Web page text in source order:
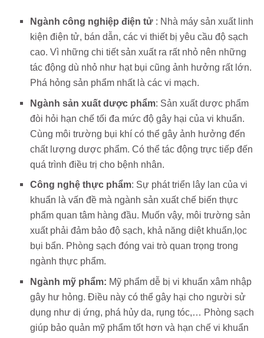
Ngành công nghiệp điện tử : Nhà máy sản xuất linh
kiện điện tử, bán dẫn, các vi thiết bị yêu cầu độ sạch
cao. Vì những chi tiết sản xuất ra rất nhỏ nên những
tác động dù nhỏ như hạt bụi cũng ảnh hưởng rất lớn.
Phá hỏng sản phẩm nhất là các vi mạch.
Ngành sản xuất dược phẩm: Sản xuất dược phẩm
đòi hỏi hạn chế tối đa mức độ gây hại của vi khuẩn.
Cùng môi trường bụi khí có thể gây ảnh hưởng đến
chất lượng dược phẩm. Có thể tác động trực tiếp đến
quá trình điều trị cho bệnh nhân.
Công nghệ thực phẩm: Sự phát triển lây lan của vi
khuẩn là vấn đề mà ngành sản xuất chế biến thực
phẩm quan tâm hàng đầu. Muốn vậy, môi trường sản
xuất phải đảm bảo độ sạch, khả năng diệt khuẩn,lọc
bụi bẩn. Phòng sạch đóng vai trò quan trọng trong
ngành thực phẩm.
Ngành mỹ phẩm: Mỹ phẩm dễ bị vi khuẩn xâm nhập
gây hư hỏng. Điều này có thể gây hại cho người sử
dụng như dị ứng, phá hủy da, rụng tóc,… Phòng sạch
giúp bảo quản mỹ phẩm tốt hơn và hạn chế vi khuẩn